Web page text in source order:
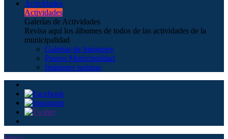
Actividades
Actividades
Galerías de Actividades
Revisa aquí los álbumes de todos de las actividades de la
municipalidad
Galerías de Imágenes
Paseos Municipalidad
Imágenes turismo